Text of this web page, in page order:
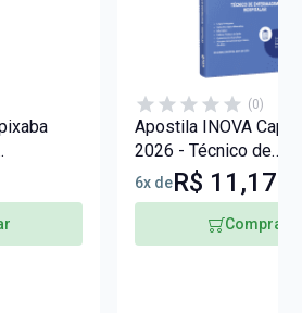
(0)
Apostila INOVA
2026 - Técnico de
Enfermagem -
6x deR$ 11,17
Comprar